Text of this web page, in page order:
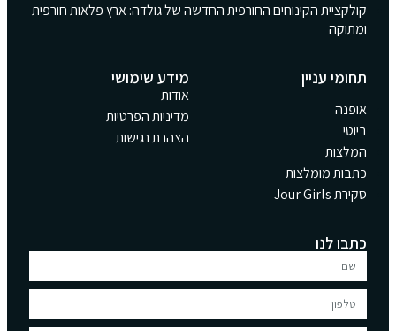
קולקציית הקינוחים החורפית החדשה של גולדה: ארץ פלאות חורפית
ומתוקה
תחומי עניין
אופנה
ביוטי
המלצות
כתבות מומלצות
סקירת Jour Girls
מידע שימושי
אודות
מדיניות הפרטיות
הצהרת נגישות
כתבו לנו